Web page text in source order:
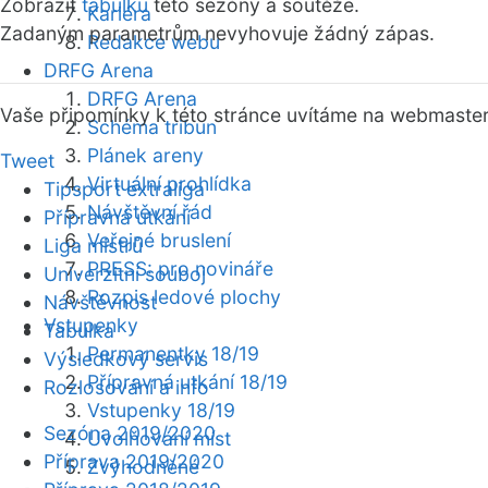
Kariéra
Redakce webu
DRFG Arena
DRFG Arena
Schéma tribun
Plánek areny
Virtuální prohlídka
Návštěvní řád
Veřejné bruslení
PRESS: pro novináře
Rozpis ledové plochy
Vstupenky
Permanentky 18/19
Přípravná utkání 18/19
Vstupenky 18/19
Uvolňování míst
Zvýhodněné
Zobrazit tabulku této sezóny a soutěže.
Zadaným parametrům nevyhovuje žádný zápas.
Vaše připomínky k této stránce uvítáme na webmaster
Tweet
Tipsport extraliga
Přípravná utkání
Liga mistrů
Univerzitní souboj
Návštěvnost
Tabulka
Výsledkový servis
Rozlosování a info
Sezóna 2019/2020
Příprava 2019/2020